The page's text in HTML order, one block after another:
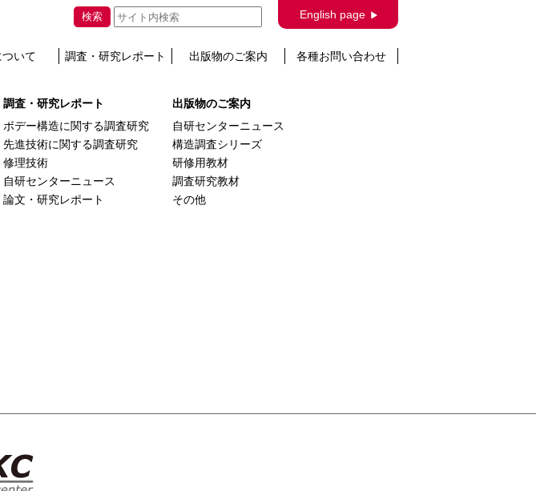
English page
いて 調査・研究レポート 出版物のご案内 各種お問い合わせ
検索
e(ZC7)を掲載しました。
調査・研究レポート
ボデー構造に関する調査研究
先進技術に関する調査研究
修理技術
自研センターニュース
論文・研究レポート
出版物のご案内
自研センターニュース
構造調査シリーズ
研修用教材
調査研究教材
その他